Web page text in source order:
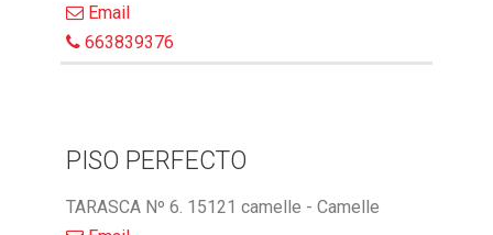
Email
663839376
PISO PERFECTO
TARASCA Nº 6. 15121 camelle - Camelle